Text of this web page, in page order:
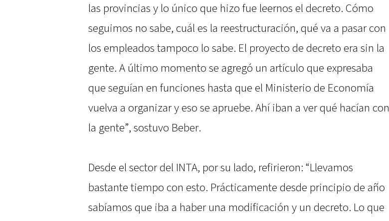
las provincias y lo único que hizo fue leernos el decreto. Cómo
seguimos no sabe, cuál es la reestructuración, qué va a pasar con
los empleados tampoco lo sabe. El proyecto de decreto era sin la
gente. A último momento se agregó un artículo que expresaba
que seguían en funciones hasta que el Ministerio de Economía
vuelva a organizar y eso se apruebe. Ahí iban a ver qué hacían con
la gente”, sostuvo Beber.
Desde el sector del INTA, por su lado, refirieron: “Llevamos
bastante tiempo con esto. Prácticamente desde principio de año
sabíamos que iba a haber una modificación y un decreto. Lo que